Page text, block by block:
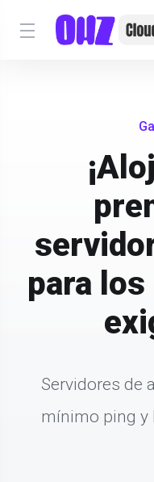
para
Servidores de
mínimo ping y